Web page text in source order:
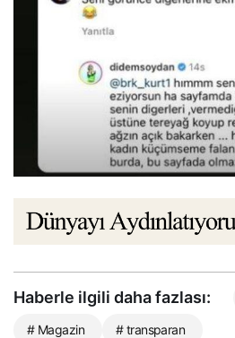
Haberle ilgili daha fazlası:
# Magazin # transparan